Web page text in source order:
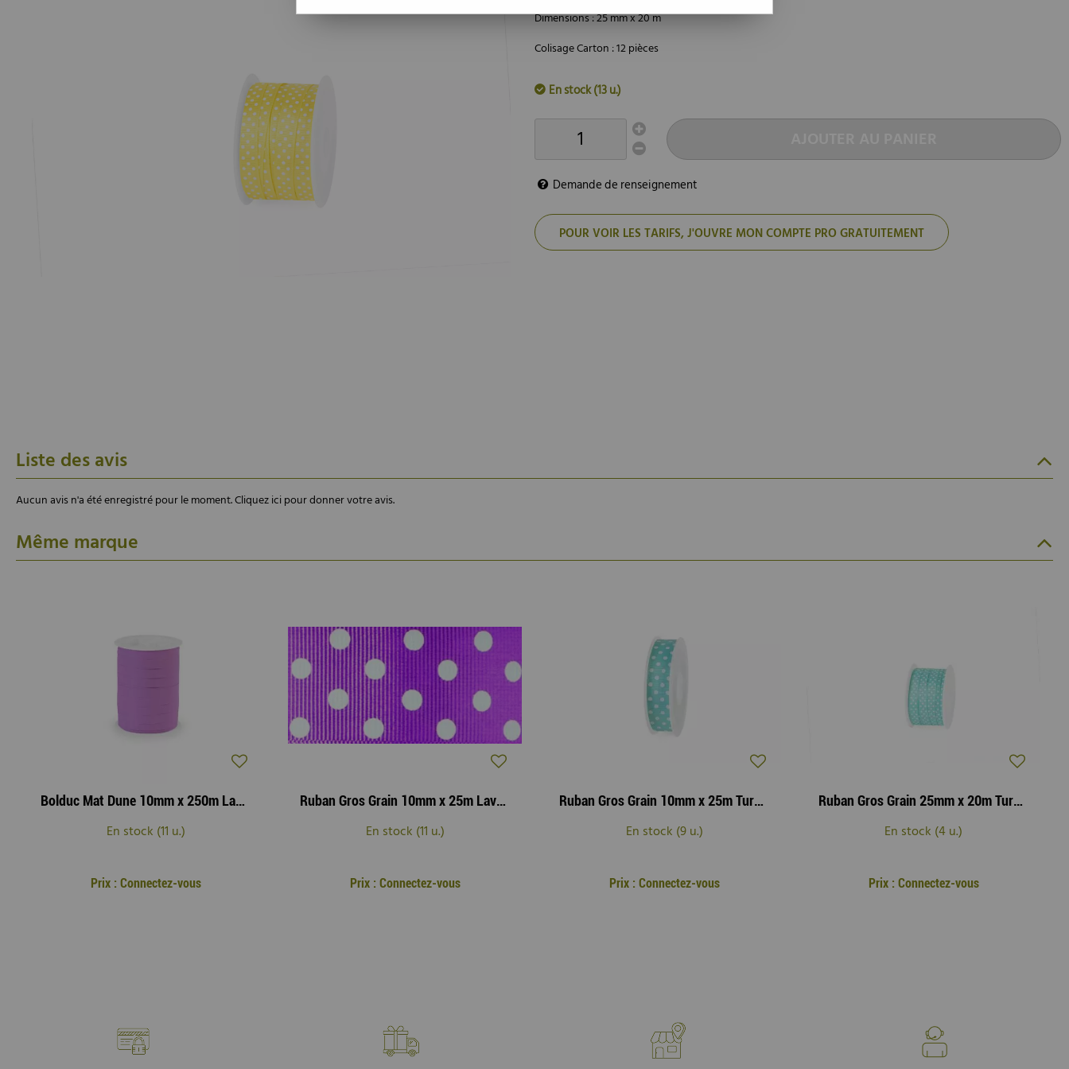
Dimensions : 25 mm x 20 m
Colisage Carton : 12 pièces
En stock (13 u.)
Demande de renseignement
POUR VOIR LES TARIFS, J'OUVRE MON COMPTE PRO GRATUITEMENT
Liste des avis
Aucun avis n'a été enregistré pour le moment.Cliquez ici pour donner votre avis.
Même marque
Bolduc Mat Dune 10mm x 250m Lavande
En stock (11 u.)
Prix : Connectez-vous
Ruban Gros Grain 10mm x 25m Lavande
En stock (11 u.)
Prix : Connectez-vous
Ruban Gros Grain 10mm x 25m Turquoise
En stock (9 u.)
Prix : Connectez-vous
Ruban Gros Grain 25mm x 20m Turquoise
En stock (4 u.)
Prix : Connectez-vous